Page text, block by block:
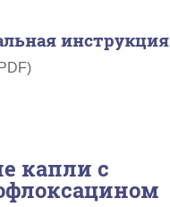
инструкция
капли с